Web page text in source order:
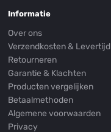
Informatie
Over ons
Verzendkosten & Levertijd
Retourneren
Garantie & Klachten
Producten vergelijken
Betaalmethoden
Algemene voorwaarden
Privacy